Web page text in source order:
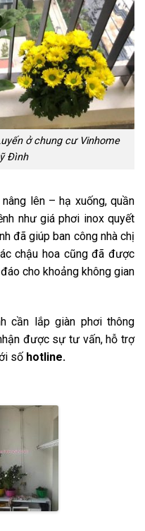
ở chung cư Vinhome
Đình
lên – hạ xuống, quần
như giá phơi inox quyết
đã giúp ban công nhà chị
chậu hoa cũng đã được
cho khoảng không gian
cần lắp giàn phơi thông
được sự tư vấn, hỗ trợ
số hotline.